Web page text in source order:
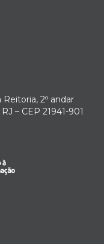
2º andar
– CEP 21941-901